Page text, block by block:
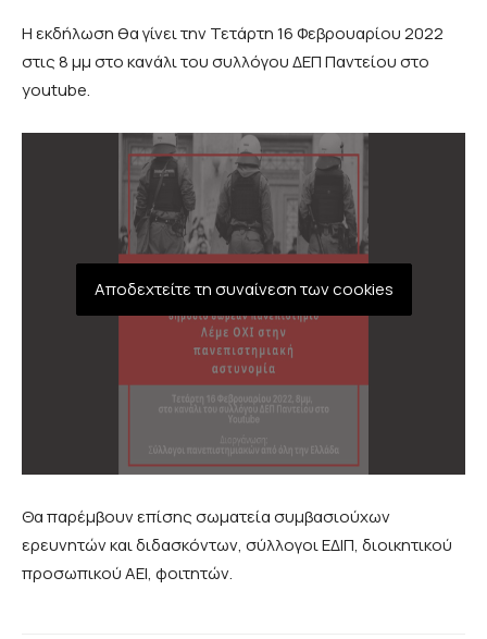
Η εκδήλωση θα γίνει την Τετάρτη 16 Φεβρουαρίου 2022
στις 8 μμ στο κανάλι του συλλόγου ΔΕΠ Παντείου στο
youtube.
Αποδεχτείτε τη συναίνεση των cookies
Θα παρέμβουν επίσης σωματεία συμβασιούχων
ερευνητών και διδασκόντων, σύλλογοι ΕΔΙΠ, διοικητικού
προσωπικού ΑΕΙ, φοιτητών.